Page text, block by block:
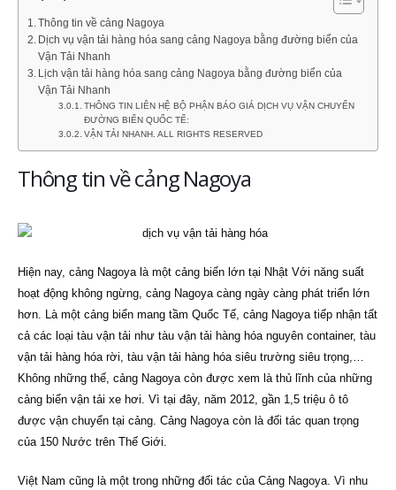
Thông tin về cảng Nagoya
Dịch vụ vận tải hàng hóa sang cảng Nagoya bằng đường biển của
Vận Tải Nhanh
Lịch vận tải hàng hóa sang cảng Nagoya bằng đường biển của
Vận Tải Nhanh
THÔNG TIN LIÊN HỆ BỘ PHẬN BÁO GIÁ DỊCH VỤ VẬN CHUYỂN
ĐƯỜNG BIỂN QUỐC TẾ:
VẬN TẢI NHANH. ALL RIGHTS RESERVED
Thông tin về cảng Nagoya
Hiện nay, cảng Nagoya là một cảng biển lớn tại Nhật Với năng suất
hoạt động không ngừng, cảng Nagoya càng ngày càng phát triển lớn
hơn. Là một cảng biển mang tầm Quốc Tế, cảng Nagoya tiếp nhận tất
cả các loại tàu vận tải như tàu vận tải hàng hóa nguyên container, tàu
vận tải hàng hóa rời, tàu vận tải hàng hóa siêu trường siêu trọng,…
Không những thế, cảng Nagoya còn được xem là thủ lĩnh của những
cảng biển vận tải xe hơi. Vì tại đây, năm 2012, gần 1,5 triệu ô tô
được vận chuyển tại cảng. Cảng Nagoya còn là đối tác quan trọng
của 150 Nước trên Thế Giới.
Việt Nam cũng là một trong những đối tác của Cảng Nagoya. Vì nhu